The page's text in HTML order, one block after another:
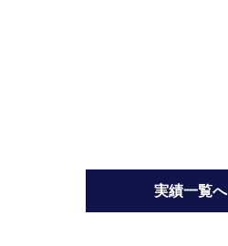
実績一覧へ